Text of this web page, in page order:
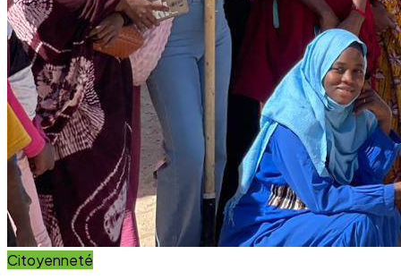
Impact Direct
+150
Interventions réussies cette année.